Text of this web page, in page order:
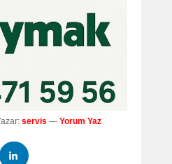
servis — Yorum Yaz